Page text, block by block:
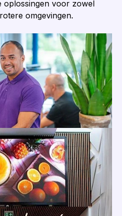
oplossingen voor zowel
omgevingen.